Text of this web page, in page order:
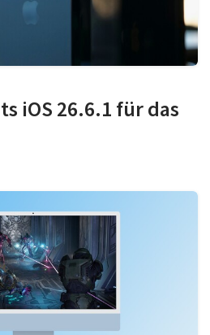
iOS 26.6.1 für das